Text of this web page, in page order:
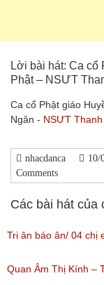
Lời bài hát: Ca
Phật – NSƯT
Ca cổ Phật giáo
Ngân - NSƯT
nhacdanca 10/
Comments
Các bài hát của
Tri ân báo ân/ 04 chị
Thanh Ngọc – NSƯT
Quan Âm Thị Kính –